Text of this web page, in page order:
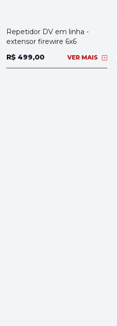
Repetidor DV em linha -
extensor firewire 6x6
R$ 499,00
VER MAIS